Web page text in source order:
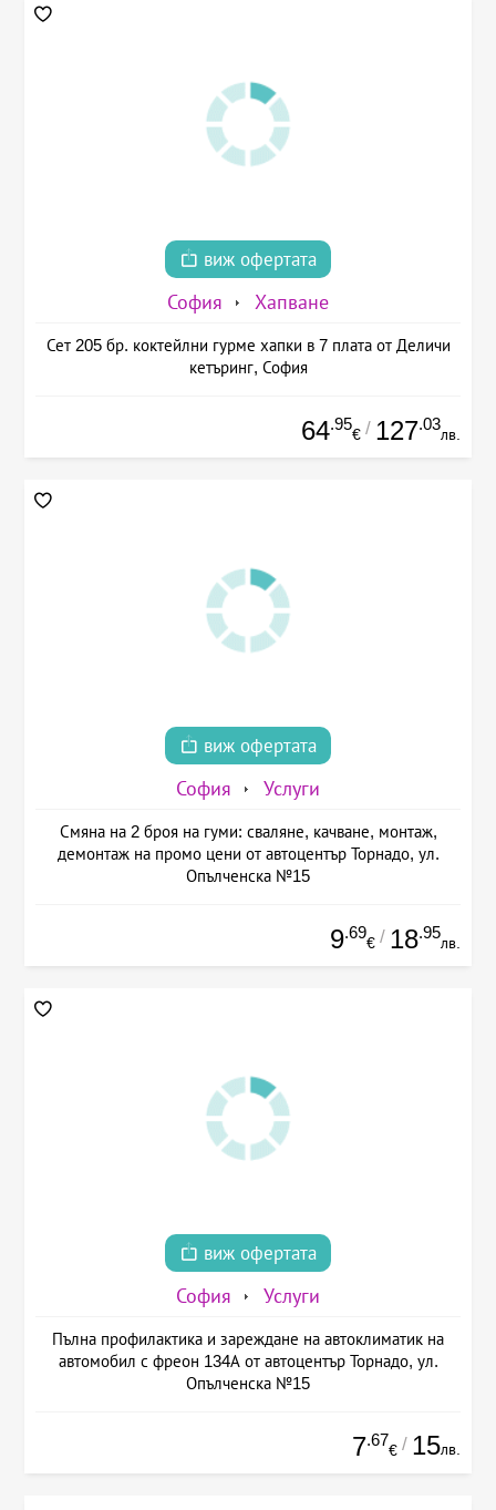
виж офертата
София Хапване
Сет 205 бр. коктейлни гурме хапки в 7 плата от Деличи
кетъринг, София
64.95
€ / 127.03
лв.
виж офертата
София Услуги
Смяна на 2 броя на гуми: сваляне, качване, монтаж,
демонтаж на промо цени от автоцентър Торнадо, ул.
Опълченска №15
9.69
€ / 18.95
лв.
виж офертата
София Услуги
Пълна профилактика и зареждане на автоклиматик на
автомобил с фреон 134А от автоцентър Торнадо, ул.
Опълченска №15
7.67
€ / 15лв.